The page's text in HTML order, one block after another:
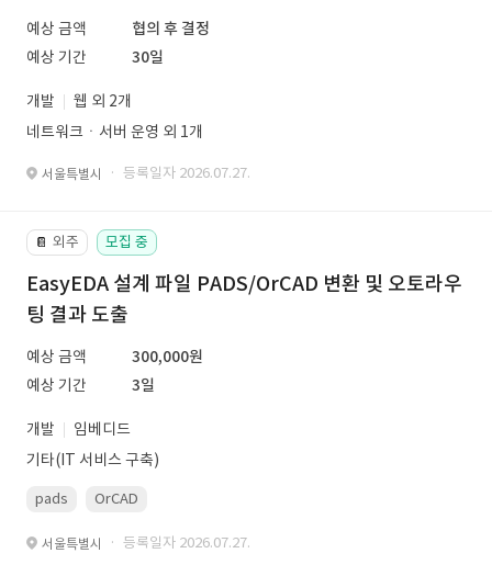
예상 금액
협의 후 결정
예상 기간
30일
개발
웹 외 2개
네트워크ㆍ서버 운영 외 1개
서울특별시 · 등록일자 2026.07.27.
📔 외주 모집 중
EasyEDA 설계 파일 PADS/OrCAD 변환 및 오토라우
팅 결과 도출
예상 금액
300,000원
예상 기간
3일
개발
임베디드
기타(IT 서비스 구축)
pads OrCAD
서울특별시 · 등록일자 2026.07.27.